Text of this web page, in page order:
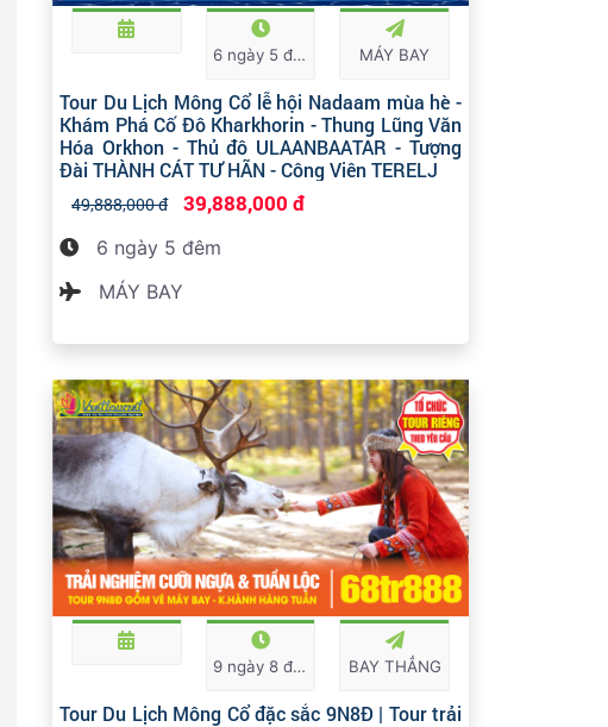
6 ngày 5 đêm MÁY BAY
Tour Du Lịch Mông Cổ lễ hội Nadaam mùa hè -
Khám Phá Cố Đô Kharkhorin - Thung Lũng Văn
Hóa Orkhon - Thủ đô ULAANBAATAR - Tượng
Đài THÀNH CÁT TƯ HÃN - Công Viên TERELJ
49,888,000 đ 39,888,000 đ
6 ngày 5 đêm
MÁY BAY
9 ngày 8 đêm BAY THẲNG
Tour Du Lịch Mông Cổ đặc sắc 9N8Đ | Tour trải